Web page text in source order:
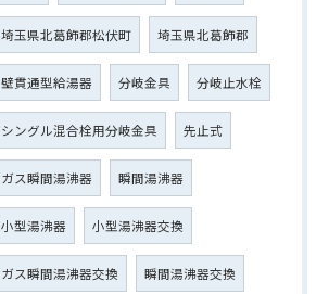
埼玉県北葛飾郡松伏町 埼玉県北葛飾郡
壁貫通型給湯器 分岐金具 分岐止水栓
シングル混合栓用分岐金具 先止式
ガス瞬間湯沸器 瞬間湯沸器
小型湯沸器 小型湯沸器交換
ガス瞬間湯沸器交換 瞬間湯沸器交換